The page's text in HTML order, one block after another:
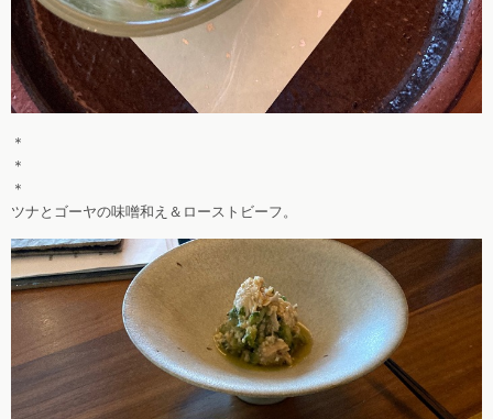
＊
＊
＊
ツナとゴーヤの味噌和え＆ローストビーフ。